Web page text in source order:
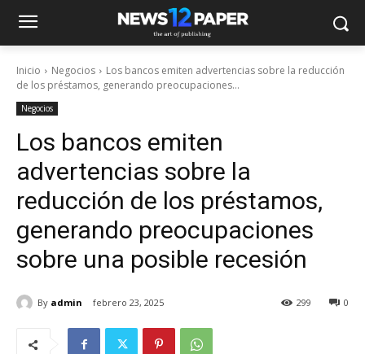
Inicio Negocios
Los bancos emiten advertencias sobre la reducción
de los préstamos, generando preocupaciones...
Negocios
Los bancos emiten
advertencias sobre la
reducción de los préstamos,
generando preocupaciones
sobre una posible recesión
By admin febrero 23, 2025 0
299